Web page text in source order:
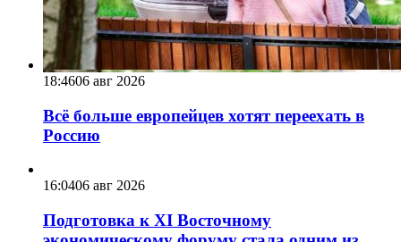
18:4606 авг 2026
Всё больше европейцев хотят переехать в
Россию
16:0406 авг 2026
Подготовка к XI Восточному